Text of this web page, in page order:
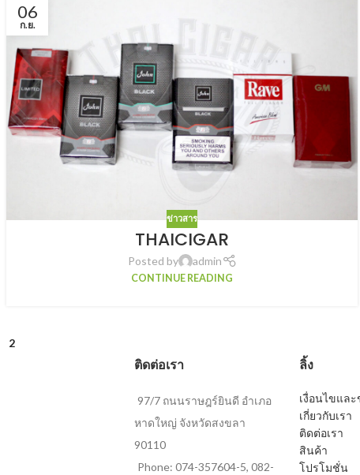
06
ก.ย.
ข่าวสาร
THAICIGAR
Posted by admin
CONTINUE READING
2
ติดต่อเรา
97/7 ถนนราษฎร์ยินดี อำเภอ
หาดใหญ่ จังหวัดสงขลา
90110
Phone: 074-357604-5, 082-
ลิ้ง
เงื่อนไขแล
เกี่ยวกับเรา
ติดต่อเรา
สินค้า
โปรโมชั่น